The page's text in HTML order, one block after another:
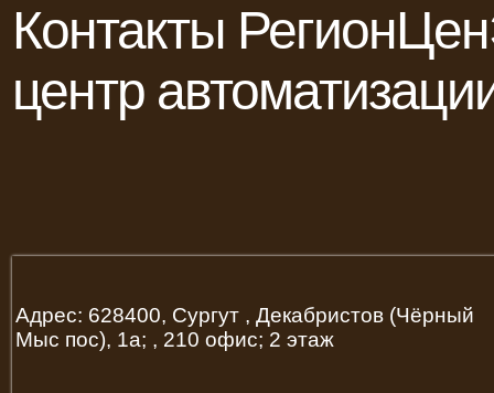
Контакты
центр
Адрес: 628400, Сургут , Декабристов (Чёрный
Мыс пос), 1а; , 210 офис; 2 этаж